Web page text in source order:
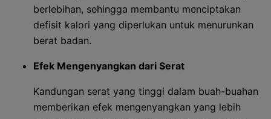
berlebihan, sehingga membantu menciptakan
defisit kalori yang diperlukan untuk menurunkan
berat badan.
Efek Mengenyangkan dari Serat
Kandungan serat yang tinggi dalam buah-buahan
memberikan efek mengenyangkan yang lebih